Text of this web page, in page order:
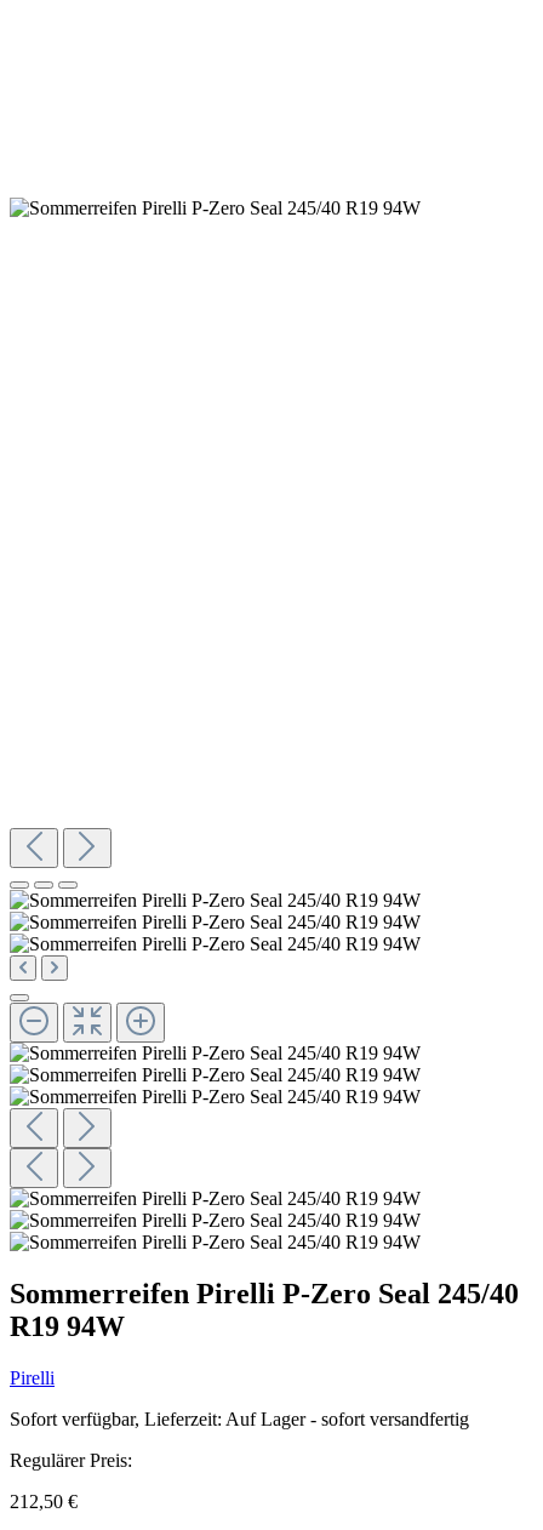
Sommerreifen Pirelli P-Zero Seal 245/40
R19 94W
Pirelli
Sofort verfügbar, Lieferzeit: Auf Lager - sofort versandfertig
Regulärer Preis:
212,50 €